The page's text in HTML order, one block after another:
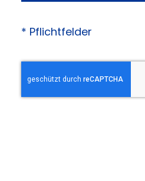
* Pflichtfelder